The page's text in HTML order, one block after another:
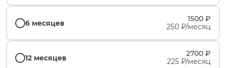
6 месяцев
1500 ₽
250 ₽/месяц
12 месяцев
2700 ₽
225 ₽/месяц